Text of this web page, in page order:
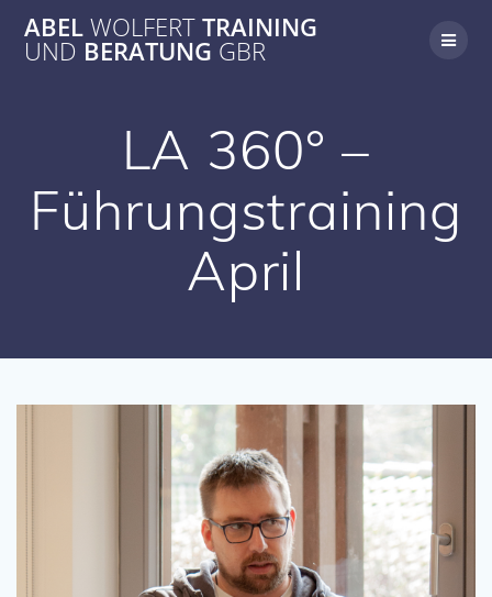
Inhalt
springen
ABELWOLFERTTRAINING
UND BERATUNG GBR
LA 360° –
Führungstraining
April